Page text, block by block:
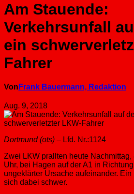
Am Stauende:
Verkehrsunfall
ein
Fahrer
Von Frank Bauermann, Redaktion
Aug. 9, 2018
Dortmund (ots) – Lfd. Nr.:1124
Zwei LKW prallten heute Nachmittag,
Uhr, bei Hagen auf der A1 in
ungeklärter Ursache aufeinander.
sich dabei schwer.